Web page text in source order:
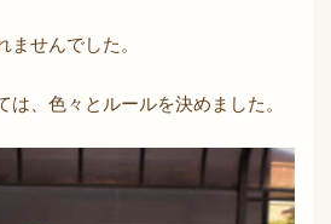
ませんでした。
は、色々とルールを決めました。